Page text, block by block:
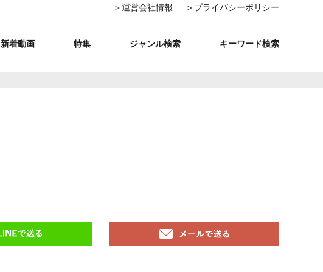
＞運営会社情報 ＞プライバシーポリシー
新着動画 特集 ジャンル検索 キーワード検索